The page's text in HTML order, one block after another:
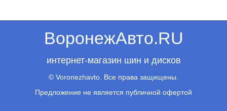
ВоронежАвто.RU
интернет-магазин шин и дисков
© Voronezhavto. Все права защищены.
Предложение не является публичной офертой